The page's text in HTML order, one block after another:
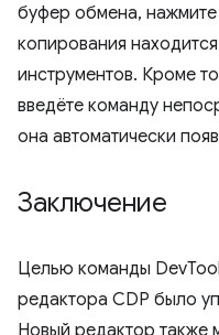
буфер обмена, нажмите
копирования
инструментов. Кроме
введёте команду
она автоматически
Заключение
Целью команды
редактора CDP было
Новый редактор также